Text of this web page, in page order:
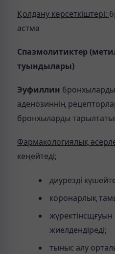
Қолдану көрсеткіштері:
астма
Спазмолитиктер
туындылары)
Эуфиллин
аденозиннің
бронхыларды
Фармакологиялық
кеңейтеді;
диурезді
коронарлық
жүректінсщғуын
жиелдендіреді;
тыныс алу